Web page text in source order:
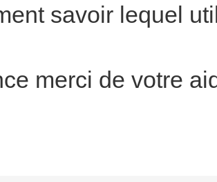
savoir lequel
merci de votre